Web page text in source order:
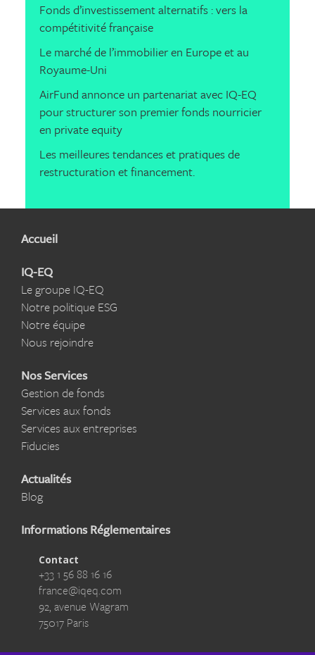
Fonds d’investissement alternatifs : vers la
compétitivité française
Le marché de l’immobilier en Europe et au
Royaume-Uni
AirFund annonce un partenariat avec IQ-EQ
pour structurer son premier fonds nourricier
en private equity
Les meilleures tendances et pratiques de
restructuration et financement.
Accueil
IQ-EQ
Le groupe IQ-EQ
Notre politique ESG
Notre équipe
Nous rejoindre
Nos Services
Gestion de fonds
Services aux fonds
Services aux entreprises
Fiducies
Actualités
Blog
Informations Réglementaires
Contact
+33 1 56 88 16 16
france@iqeq.com
92, avenue Wagram
75017 Paris